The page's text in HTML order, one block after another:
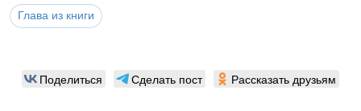
Глава из книги
Поделиться Сделать пост Рассказать друзьям